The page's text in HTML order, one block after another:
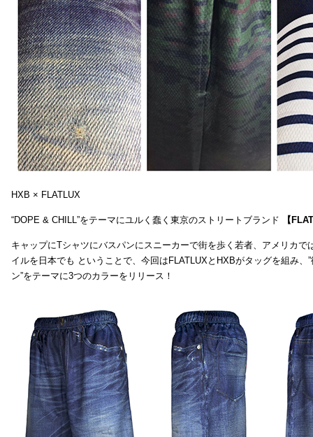
HXB × FLATLUX
“DOPE & CHILL”をテーマにユルく蠢く東京のストリートブランド 【
キャップにTシャツにバスパンにスニーカーで街を歩く若者、アメリカで
イルを日本でも ということで、今回はFLATLUXとHXBがタッグを組み、
ン”をテーマに3つのカラーをリリース！